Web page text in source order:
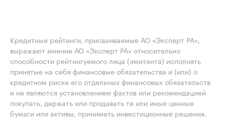
Кредитные рейтинги, присваиваемые АО «Эксперт РА»,
выражают мнение АО «Эксперт РА» относительно
способности рейтингуемого лица (эмитента) исполнять
принятые на себя финансовые обязательства и (или) о
кредитном риске его отдельных финансовых обязательств
и не являются установлением фактов или рекомендацией
покупать, держать или продавать те или иные ценные
бумаги или активы, принимать инвестиционные решения.